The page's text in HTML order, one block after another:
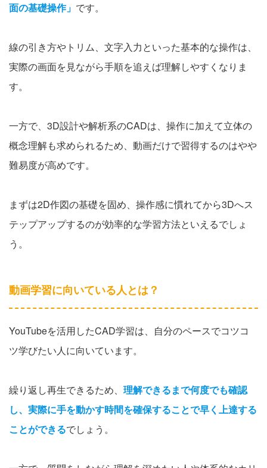
面の基礎操作」 です。
線の引き方やトリム、文字入力といった基本的な操作は、
実際の画面を見ながら手順を追えば理解しやすくなりま
す。
一方で、3D設計や解析系のCADは、操作に加えて立体の
概念理解も求められるため、動画だけで習得するのはやや
難易度が高めです。
まずは2D作図の基礎を固め、操作感に慣れてから3Dへス
テップアップするのが効率的な学習方法といえるでしょ
う。
動画学習に向いている人とは？
YouTubeを活用したCAD学習は、自分のペースでコツコ
ツ学びたい人に向いています。
繰り返し再生できるため、 理解できるまで何度でも確認
し、実際に手を動かす時間を確保することで早く上達する
ことができるでしょう。